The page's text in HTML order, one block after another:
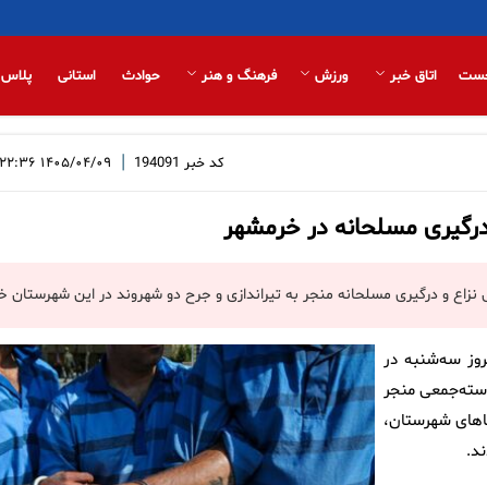
اتاق خبر ورزش فرهنگ و هنر حوادث استانی پلاس
کد خبر 194091
| ۱۴۰۵/۰۴/۰۹ ۲۲:۳۶
سه‌شنبه در
منجر
شهرستان،